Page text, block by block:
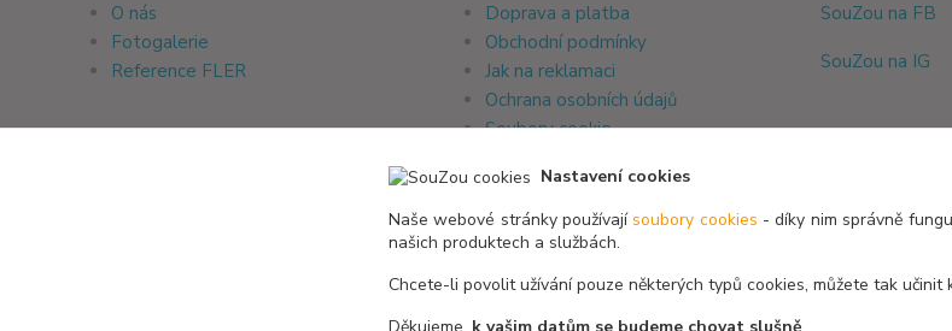
O nás
Fotogalerie
Reference FLER
Doprava a platba
Obchodní podmínky
Jak na reklamaci
Ochrana osobních údajů
Soubory cookie
SouZou na FB
SouZou na IG
Nastavení cookies
Naše webové stránky používajísoubory cookies - díky nim správně
našich produktech a službách.
Chcete-li povolit užívání pouze některých typů cookies, můžete tak učinit